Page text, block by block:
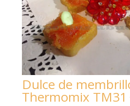
Dulce de
Thermomix TM31